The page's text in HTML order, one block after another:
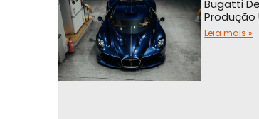
Bugatti
Produção
Leia mais »